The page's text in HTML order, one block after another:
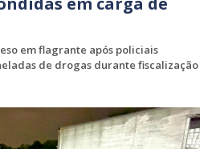
em flagrante após policiais
de drogas durante fiscalização